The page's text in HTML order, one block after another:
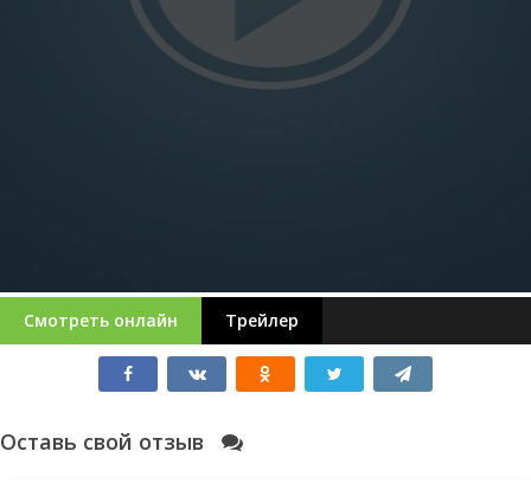
Смотреть онлайн Трейлер
Оставь свой отзыв